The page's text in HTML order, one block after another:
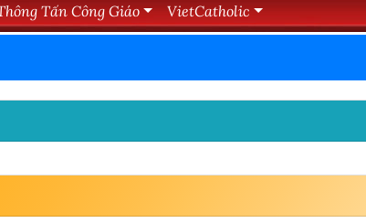
Tấn Công Giáo VietCatholic